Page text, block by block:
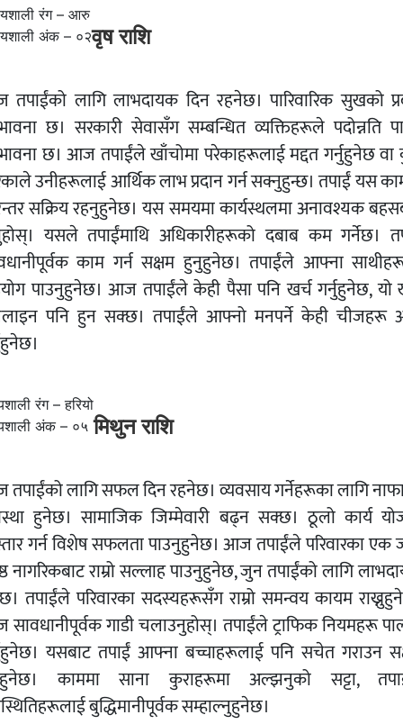
रंग – आरु
अंक – ०२वृष राशि
लागि लाभदायक दिन रहनेछ। पारिवारिक सुखको
छ। सरकारी सेवासँग सम्बन्धित व्यक्तिहरूले पदोन्नति
छ। आज तपाईंले खाँचोमा परेकाहरूलाई मद्दत गर्नुहुनेछ
उनीहरूलाई आर्थिक लाभ प्रदान गर्न सक्नुहुन्छ। तपाईं यस
सक्रिय रहनुहुनेछ। यस समयमा कार्यस्थलमा अनावश्यक
यसले तपाईंमाथि अधिकारीहरूको दबाब कम गर्नेछ।
काम गर्न सक्षम हुनुहुनेछ। तपाईंले आफ्ना
पाउनुहुनेछ। आज तपाईंले केही पैसा पनि खर्च गर्नुहुनेछ, यो
पनि हुन सक्छ। तपाईंले आफ्नो मनपर्ने केही चीजहरू
रंग – हरियो
अंक – ०५ मिथुन राशि
लागि सफल दिन रहनेछ। व्यवसाय गर्नेहरूका लागि
हुनेछ। सामाजिक जिम्मेवारी बढ्न सक्छ। ठूलो कार्य
गर्न विशेष सफलता पाउनुहुनेछ। आज तपाईंले परिवारका एक
नागरिकबाट राम्रो सल्लाह पाउनुहुनेछ, जुन तपाईंको लागि
तपाईंले परिवारका सदस्यहरूसँग राम्रो समन्वय कायम
गाडी चलाउनुहोस्। तपाईंले ट्राफिक नियमहरू
यसबाट तपाईं आफ्ना बच्चाहरूलाई पनि सचेत गराउन
काममा साना कुराहरूमा अल्झनुको सट्टा,
बुद्धिमानीपूर्वक सम्हाल्नुहुनेछ।